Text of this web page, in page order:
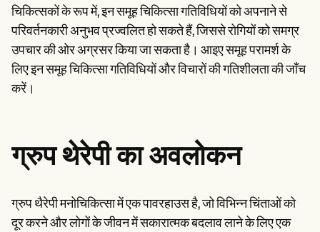
Patient Visit Summary Template
Help Center
Demos
Training Hub
Webinars
Switch to Carepatron
Become a Partner
Get started
चिकित्सकों के रूप में, इन समूह चिकित्सा गतिविधियों को अपनाने से
परिवर्तनकारी अनुभव प्रज्वलित हो सकते हैं, जिससे रोगियों को समग्र
उपचार की ओर अग्रसर किया जा सकता है। आइए समूह परामर्श के
लिए इन समूह चिकित्सा गतिविधियों और विचारों की गतिशीलता की जाँच
करें।
ग्रुप थेरेपी का अवलोकन
ग्रुप थैरेपी मनोचिकित्सा में एक पावरहाउस है, जो विभिन्न चिंताओं को
दूर करने और लोगों के जीवन में सकारात्मक बदलाव लाने के लिए एक